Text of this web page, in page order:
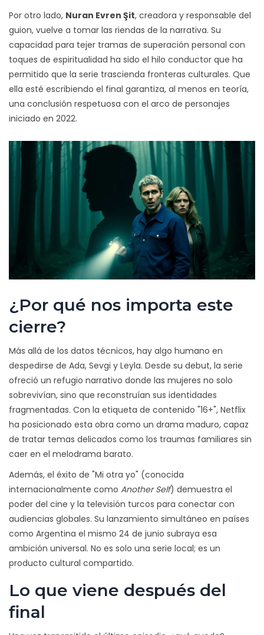
Por otro lado, Nuran Evren Şit, creadora y responsable del
guion, vuelve a tomar las riendas de la narrativa. Su
capacidad para tejer tramas de superación personal con
toques de espiritualidad ha sido el hilo conductor que ha
permitido que la serie trascienda fronteras culturales. Que
ella esté escribiendo el final garantiza, al menos en teoría,
una conclusión respetuosa con el arco de personajes
iniciado en 2022.
¿Por qué nos importa este
cierre?
Más allá de los datos técnicos, hay algo humano en
despedirse de Ada, Sevgi y Leyla. Desde su debut, la serie
ofreció un refugio narrativo donde las mujeres no solo
sobrevivían, sino que reconstruían sus identidades
fragmentadas. Con la etiqueta de contenido "16+", Netflix
ha posicionado esta obra como un drama maduro, capaz
de tratar temas delicados como los traumas familiares sin
caer en el melodrama barato.
Además, el éxito de "Mi otra yo" (conocida
internacionalmente como Another Self) demuestra el
poder del cine y la televisión turcos para conectar con
audiencias globales. Su lanzamiento simultáneo en países
como Argentina el mismo 24 de junio subraya esa
ambición universal. No es solo una serie local; es un
producto cultural compartido.
Lo que viene después del
final